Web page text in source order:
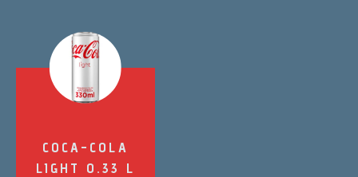
COCA-COLA
LIGHT 0.33 L